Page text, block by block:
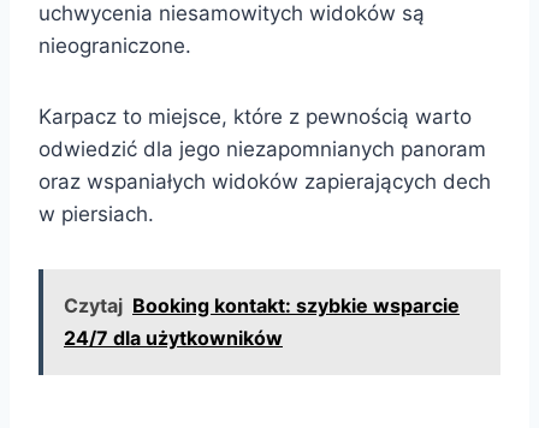
uchwycenia niesamowitych widoków są
nieograniczone.
Karpacz to miejsce, które z pewnością warto
odwiedzić dla jego niezapomnianych panoram
oraz wspaniałych widoków zapierających dech
w piersiach.
Czytaj Booking kontakt: szybkie wsparcie
24/7 dla użytkowników